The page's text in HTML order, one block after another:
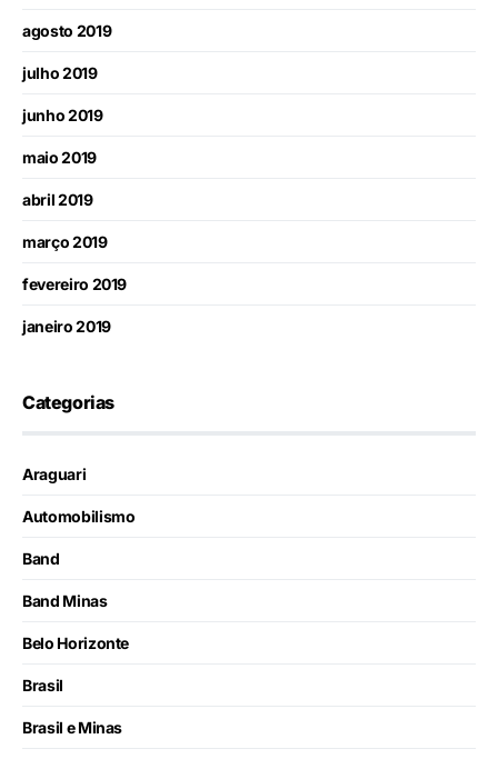
agosto 2019
julho 2019
junho 2019
maio 2019
abril 2019
março 2019
fevereiro 2019
janeiro 2019
Categorias
Araguari
Automobilismo
Band
Band Minas
Belo Horizonte
Brasil
Brasil e Minas